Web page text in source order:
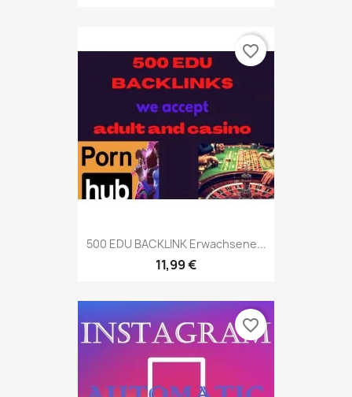
500 EDU BACKLINK Erwachsene...
11,99 €
favorite_border
favorite_border